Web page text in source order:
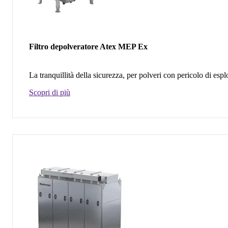
Filtro depolveratore Atex MEP Ex
La tranquillità della sicurezza, per polveri con pericolo di
Scopri di più